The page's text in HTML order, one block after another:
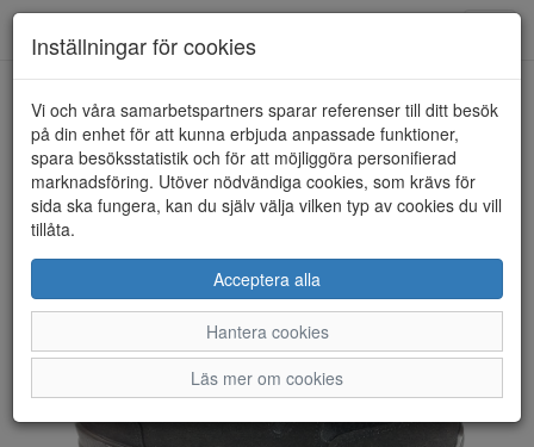
HEM GRISPORT
Inställningar för cookies
Vi och våra samarbetspartners sparar referenser till ditt besök
på din enhet för att kunna erbjuda anpassade funktioner,
spara besöksstatistik och för att möjliggöra personifierad
marknadsföring. Utöver nödvändiga cookies, som krävs för
sida ska fungera, kan du själv välja vilken typ av cookies du vill
tillåta.
Acceptera alla
Hantera cookies
Läs mer om cookies